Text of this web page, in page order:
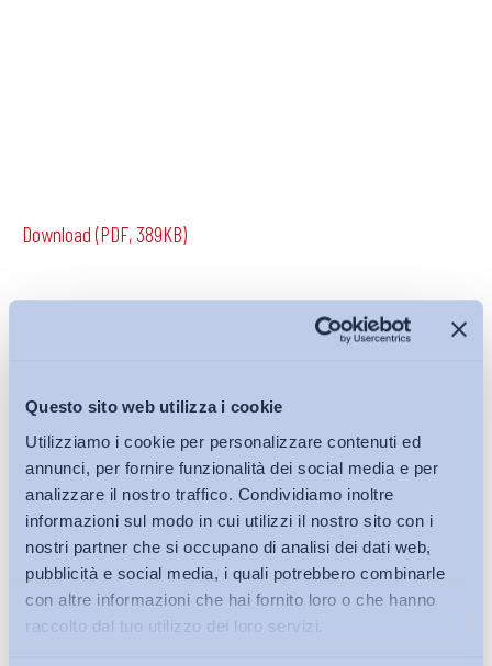
Questo sito web utilizza i cookie
Utilizziamo i cookie per personalizzare contenuti ed
annunci, per fornire funzionalità dei social media e per
analizzare il nostro traffico. Condividiamo inoltre
informazioni sul modo in cui utilizzi il nostro sito con i
nostri partner che si occupano di analisi dei dati web,
pubblicità e social media, i quali potrebbero combinarle
con altre informazioni che hai fornito loro o che hanno
raccolto dal tuo utilizzo dei loro servizi.
Download (PDF, 389KB)
Iscriviti alla Newsletter